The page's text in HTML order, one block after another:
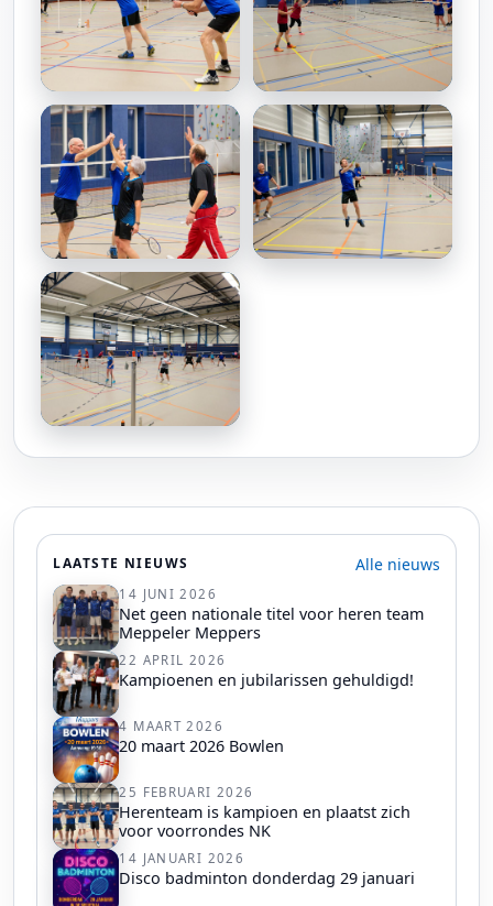
LAATSTE NIEUWS Alle nieuws
14 JUNI 2026
Net geen nationale titel voor heren team
Meppeler Meppers
22 APRIL 2026
Kampioenen en jubilarissen gehuldigd!
4 MAART 2026
20 maart 2026 Bowlen
25 FEBRUARI 2026
Herenteam is kampioen en plaatst zich
voor voorrondes NK
14 JANUARI 2026
Disco badminton donderdag 29 januari